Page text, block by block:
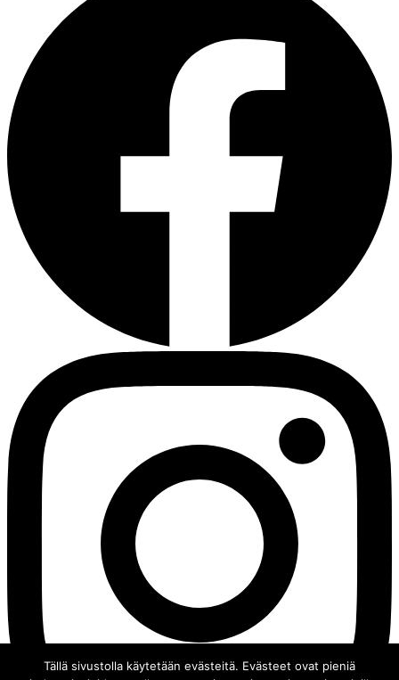
Tällä sivustolla käytetään evästeitä. Evästeet ovat pieniä